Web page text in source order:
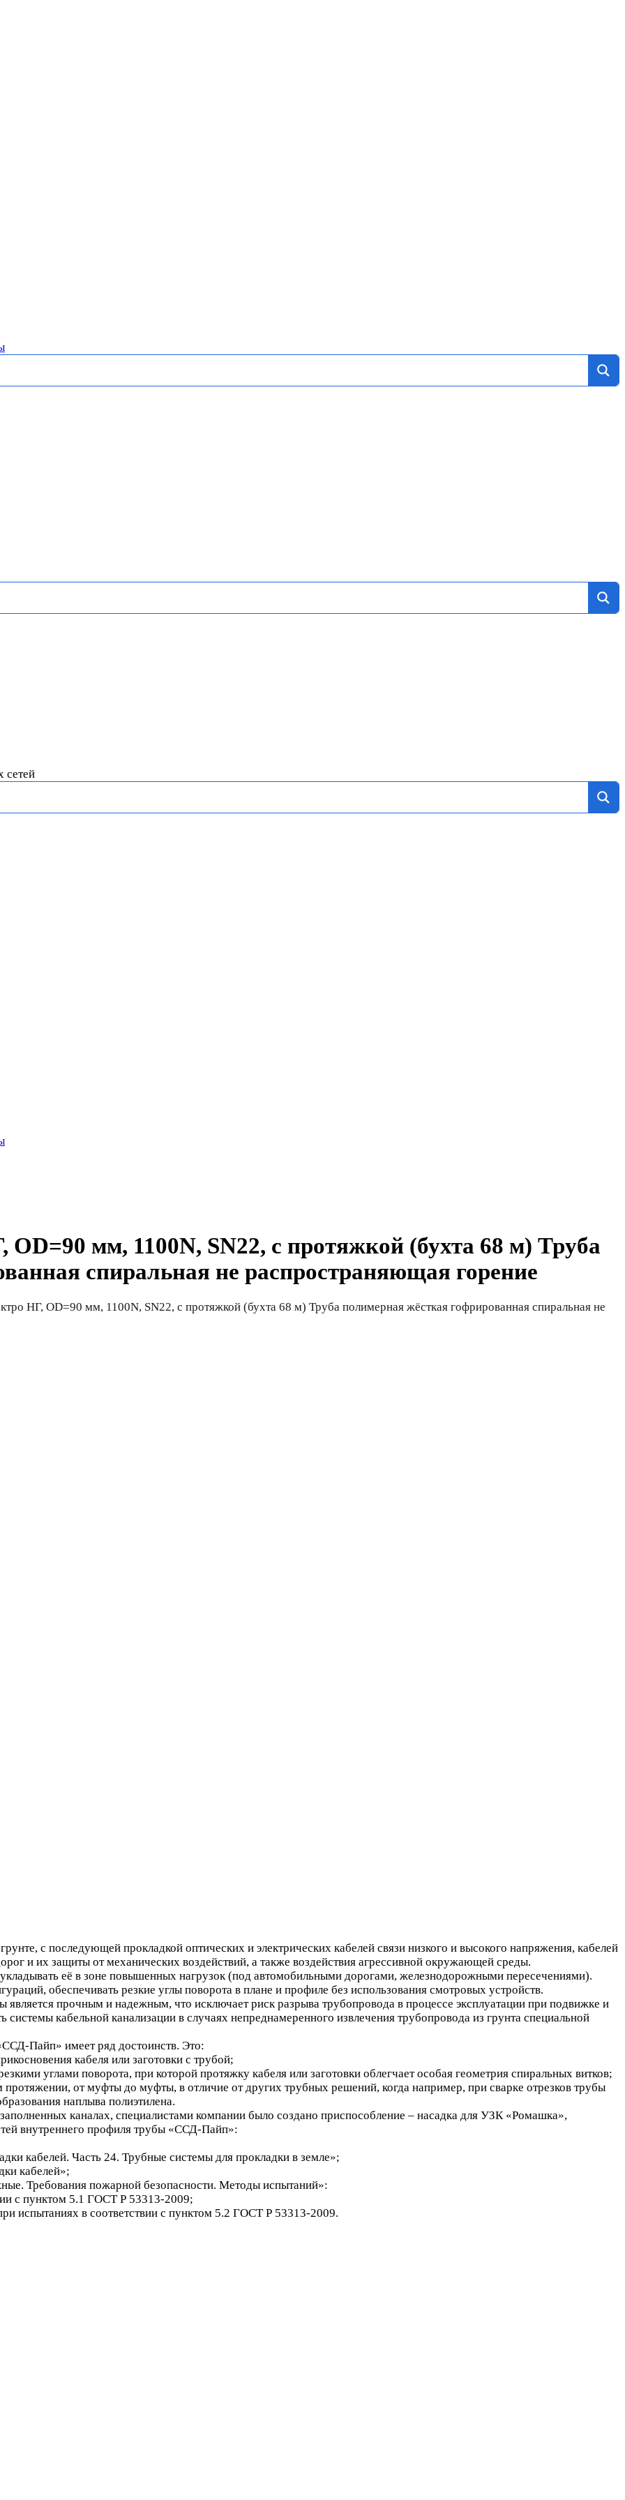
сетей
мм, 1100N, SN22, с протяжкой (бухта 68 м) Труба
спиральная не распространяющая горение
НГ, OD=90 мм, 1100N, SN22, с протяжкой (бухта 68 м) Труба полимерная жёсткая гофрированная спиральная не
с последующей прокладкой оптических и электрических кабелей связи низкого и высокого напряжения, кабелей
и их защиты от механических воздействий, а также воздействия агрессивной окружающей среды.
её в зоне повышенных нагрузок (под автомобильными дорогами, железнодорожными пересечениями).
обеспечивать резкие углы поворота в плане и профиле без использования смотровых устройств.
прочным и надежным, что исключает риск разрыва трубопровода в процессе эксплуатации при подвижке и
кабельной канализации в случаях непреднамеренного извлечения трубопровода из грунта специальной
Пайп» имеет ряд достоинств. Это:
кабеля или заготовки с трубой;
углами поворота, при которой протяжку кабеля или заготовки облегчает особая геометрия спиральных витков;
от муфты до муфты, в отличие от других трубных решений, когда например, при сварке отрезков трубы
наплыва полиэтилена.
каналах, специалистами компании было создано приспособление – насадка для УЗК «Ромашка»,
внутреннего профиля трубы «ССД-Пайп»:
кабелей. Часть 24. Трубные системы для прокладки в земле»;
кабелей»;
Требования пожарной безопасности. Методы испытаний»:
с пунктом 5.1 ГОСТ Р 53313-2009;
испытаниях в соответствии с пунктом 5.2 ГОСТ Р 53313-2009.